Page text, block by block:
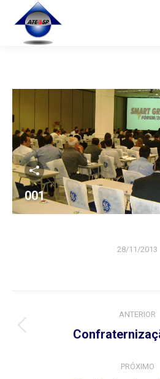
001
28/11/2013
do
ANTERIOR
PRÓXIMO